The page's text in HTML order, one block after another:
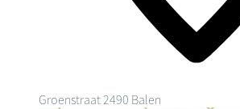
Groenstraat2490 Balen